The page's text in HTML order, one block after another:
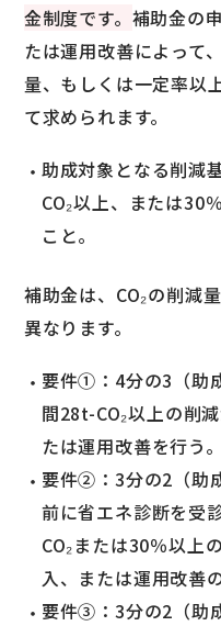
金制度です。 補助金の
たは運用改善によって
量、もしくは一定率以
て求められます。
助成対象となる削減
CO₂以上、または30
こと。
補助金は、CO₂の削減
異なります。
要件①：4分の3（
間28t-CO₂以上の削
たは運用改善を行う。
要件②：3分の2（
前に省エネ診断を受
CO₂または30％以上
入、または運用改善
要件③：3分の2（助